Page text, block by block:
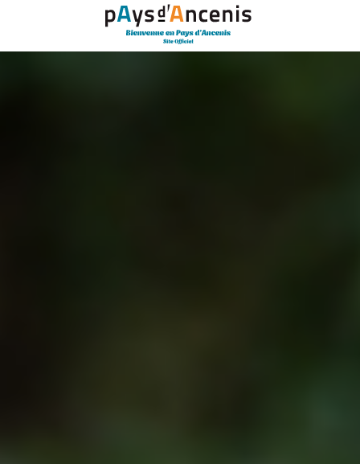
Panneau de gestion des cookies